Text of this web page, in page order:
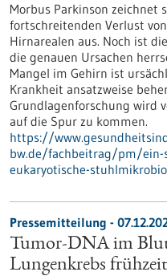
Morbus Parkinson zeichnet
fortschreitenden Verlust
Hirnarealen aus. Noch ist
die genauen Ursachen
Mangel im Gehirn ist
Krankheit ansatzweise
Grundlagenforschung wird
auf die Spur zu kommen.
https://
bw.de/fachbeitrag/pm/ein-
eukaryotische-
Pressemitteilung -
Tumor-DNA im
Lungenkrebs